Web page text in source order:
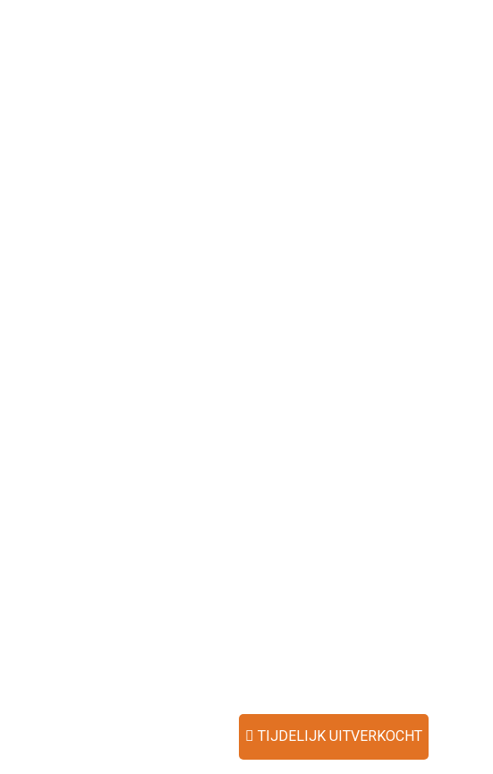
TIJDELIJK UITVERKOCHT